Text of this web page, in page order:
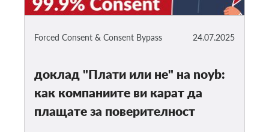
24.07.2025
Forced Consent & Consent Bypass
доклад "Плати или не" на noyb:
как компаниите ви карат да
плащате за поверителност